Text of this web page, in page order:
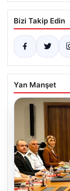
Bizi Takip Edin
Yan Manşet